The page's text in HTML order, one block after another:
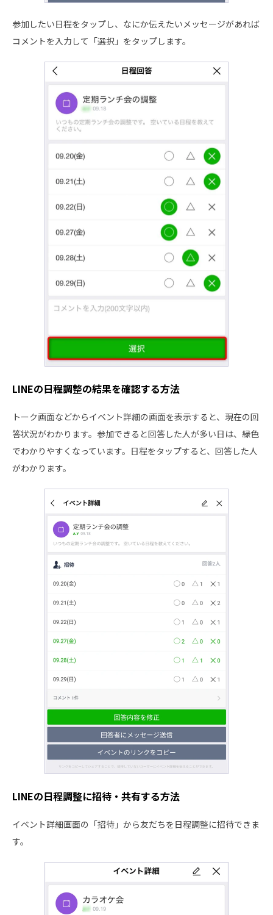
参加したい日程をタップし、なにか伝えたいメッセージがあれば
コメントを入力して「選択」をタップします。
LINEの日程調整の結果を確認する方法
トーク画面などからイベント詳細の画面を表示すると、現在の回
答状況がわかります。参加できると回答した人が多い日は、緑色
でわかりやすくなっています。日程をタップすると、回答した人
がわかります。
LINEの日程調整に招待・共有する方法
イベント詳細画面の「招待」から友だちを日程調整に招待できま
す。